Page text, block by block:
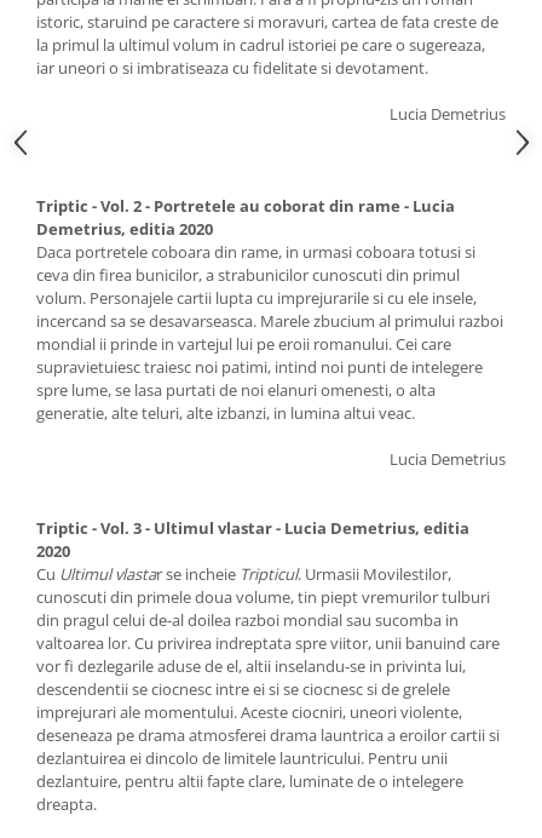
istoric, staruind pe caractere si moravuri, cartea de fata creste de
la primul la ultimul volum in cadrul istoriei pe care o sugereaza,
iar uneori o si imbratiseaza cu fidelitate si devotament.
Lucia Demetrius
Triptic - Vol. 2 - Portretele au coborat din rame - Lucia
Demetrius, editia 2020
Daca portretele coboara din rame, in urmasi coboara totusi si
ceva din firea bunicilor, a strabunicilor cunoscuti din primul
volum. Personajele cartii lupta cu imprejurarile si cu ele insele,
incercand sa se desavarseasca. Marele zbucium al primului razboi
mondial ii prinde in vartejul lui pe eroii romanului. Cei care
supravietuiesc traiesc noi patimi, intind noi punti de intelegere
spre lume, se lasa purtati de noi elanuri omenesti, o alta
generatie, alte teluri, alte izbanzi, in lumina altui veac.
Lucia Demetrius
Triptic - Vol. 3 - Ultimul vlastar - Lucia Demetrius, editia
2020
Cu Ultimul vlastar se incheie Tripticul. Urmasii Movilestilor,
cunoscuti din primele doua volume, tin piept vremurilor tulburi
din pragul celui de-al doilea razboi mondial sau sucomba in
valtoarea lor. Cu privirea indreptata spre viitor, unii banuind care
vor fi dezlegarile aduse de el, altii inselandu-se in privinta lui,
descendentii se ciocnesc intre ei si se ciocnesc si de grelele
imprejurari ale momentului. Aceste ciocniri, uneori violente,
deseneaza pe drama atmosferei drama launtrica a eroilor cartii si
dezlantuirea ei dincolo de limitele launtricului. Pentru unii
dezlantuire, pentru altii fapte clare, luminate de o intelegere
dreapta.